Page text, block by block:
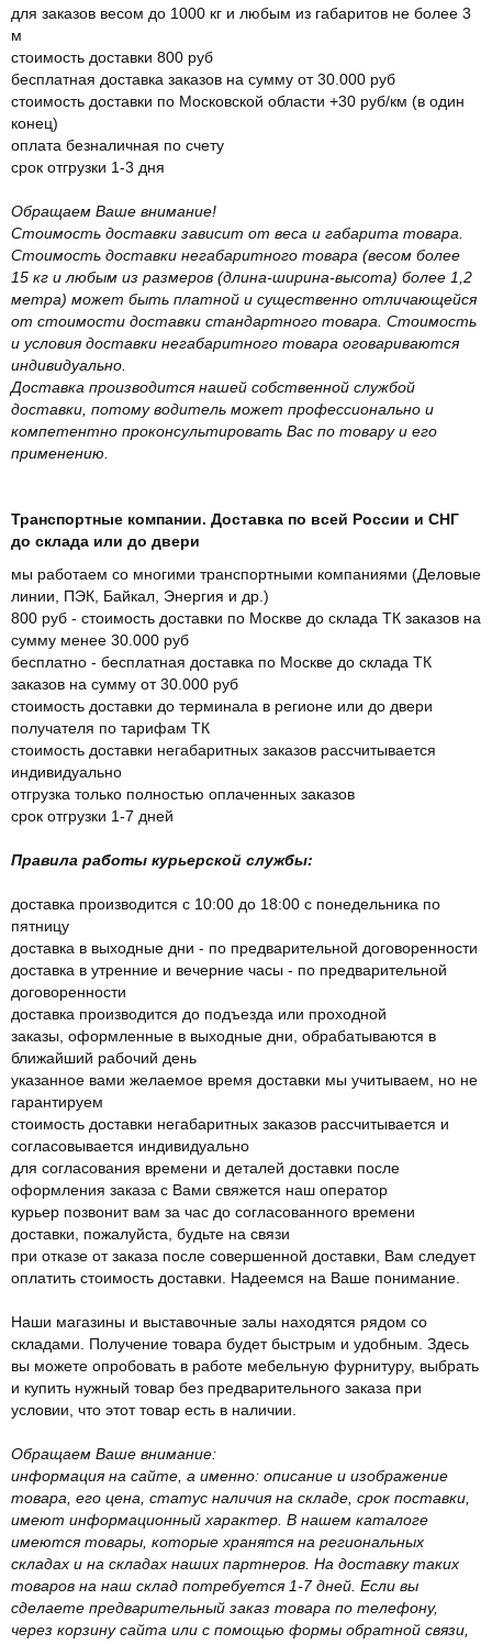
для заказов весом до 1000 кг и любым из габаритов не более 3
м
стоимость доставки 800 руб
бесплатная доставка заказов на сумму от 30.000 руб
стоимость доставки по Московской области +30 руб/км (в один
конец)
оплата безналичная по счету
срок отгрузки 1-3 дня
Обращаем Ваше внимание!
Стоимость доставки зависит от веса и габарита товара.
Стоимость доставки негабаритного товара (весом более
15 кг и любым из размеров (длина-ширина-высота) более 1,2
метра) может быть платной и существенно отличающейся
от стоимости доставки стандартного товара. Стоимость
и условия доставки негабаритного товара оговариваются
индивидуально.
Доставка производится нашей собственной службой
доставки, потому водитель может профессионально и
компетентно проконсультировать Вас по товару и его
применению.
Транспортные компании. Доставка по всей России и СНГ
до склада или до двери
мы работаем со многими транспортными компаниями (Деловые
линии, ПЭК, Байкал, Энергия и др.)
800 руб - стоимость доставки по Москве до склада ТК заказов на
сумму менее 30.000 руб
бесплатно - бесплатная доставка по Москве до склада ТК
заказов на сумму от 30.000 руб
стоимость доставки до терминала в регионе или до двери
получателя по тарифам ТК
стоимость доставки негабаритных заказов рассчитывается
индивидуально
отгрузка только полностью оплаченных заказов
срок отгрузки 1-7 дней
Правила работы курьерской службы:
доставка производится с 10:00 до 18:00 с понедельника по
пятницу
доставка в выходные дни - по предварительной договоренности
доставка в утренние и вечерние часы - по предварительной
договоренности
доставка производится до подъезда или проходной
заказы, оформленные в выходные дни, обрабатываются в
ближайший рабочий день
указанное вами желаемое время доставки мы учитываем, но не
гарантируем
стоимость доставки негабаритных заказов рассчитывается и
согласовывается индивидуально
для согласования времени и деталей доставки после
оформления заказа с Вами свяжется наш оператор
курьер позвонит вам за час до согласованного времени
доставки, пожалуйста, будьте на связи
при отказе от заказа после совершенной доставки, Вам следует
оплатить стоимость доставки. Надеемся на Ваше понимание.
Наши магазины и выставочные залы находятся рядом со
складами. Получение товара будет быстрым и удобным. Здесь
вы можете опробовать в работе мебельную фурнитуру, выбрать
и купить нужный товар без предварительного заказа при
условии, что этот товар есть в наличии.
Обращаем Ваше внимание:
информация на сайте, а именно: описание и изображение
товара, его цена, статус наличия на складе, срок поставки,
имеют информационный характер. В нашем каталоге
имеются товары, которые хранятся на региональных
складах и на складах наших партнеров. На доставку таких
товаров на наш склад потребуется 1-7 дней. Если вы
сделаете предварительный заказ товара по телефону,
через корзину сайта или с помощью формы обратной связи,